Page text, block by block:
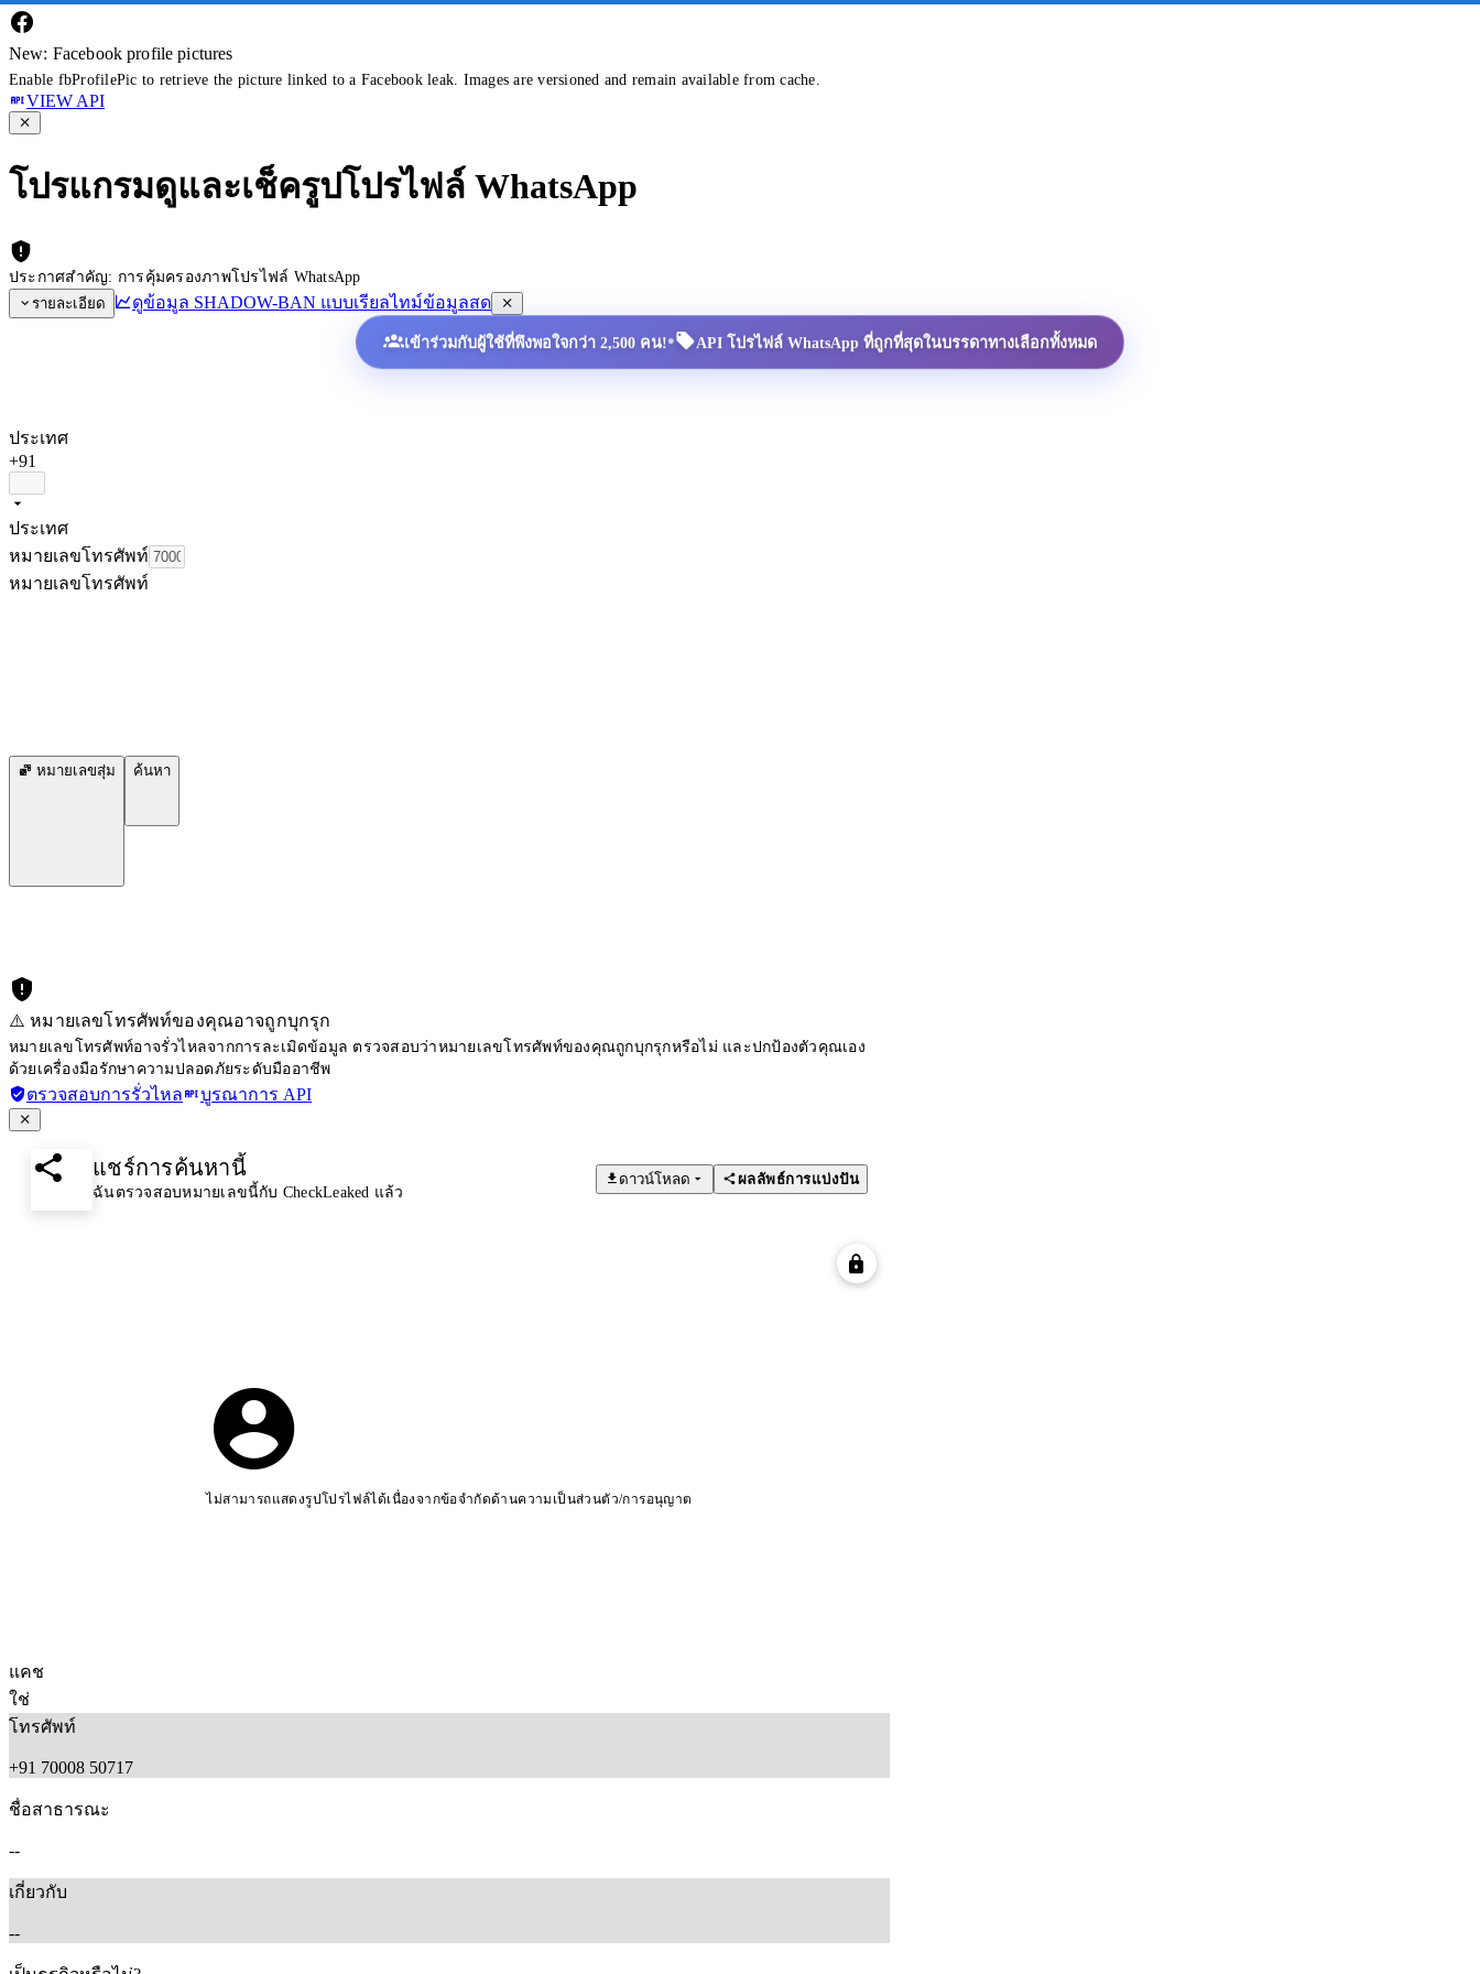
New: Facebook profile pictures
Enable fbProfilePic to retrieve the picture linked to a Facebook leak. Images are versioned and remain available from cache.
VIEW API
โปรแกรมดูและเช็ครูปโปรไฟล์ WhatsApp
ประกาศสำคัญ: การคุ้มครองภาพโปรไฟล์ WhatsApp
รายละเอียด
ดูข้อมูล SHADOW-BAN แบบเรียลไทม์ข้อมูลสด
เข้าร่วมกับผู้ใช้ที่พึงพอใจกว่า 2,500 คน!• API โปรไฟล์ WhatsApp ที่ถูกที่สุดในบรรดาทางเลือกทั้งหมด
ประเทศ
+91
ประเทศ
หมายเลขโทรศัพท์
หมายเลขโทรศัพท์
หมายเลขสุ่ม ค้นหา
⚠️ หมายเลขโทรศัพท์ของคุณอาจถูกบุกรุก
หมายเลขโทรศัพท์อาจรั่วไหลจากการละเมิดข้อมูล ตรวจสอบว่าหมายเลขโทรศัพท์ของคุณถูกบุกรุกหรือไม่ และปกป้องตัวคุณเอง
ด้วยเครื่องมือรักษาความปลอดภัยระดับมืออาชีพ
ตรวจสอบการรั่วไหล บูรณาการ API
แชร์การค้นหานี้
ฉันตรวจสอบหมายเลขนี้กับ CheckLeaked แล้ว
ดาวน์โหลด ผลลัพธ์การแบ่งปัน
ไม่สามารถแสดงรูปโปรไฟล์ได้เนื่องจากข้อจำกัดด้านความเป็นส่วนตัว/การอนุญาต
แคช
ใช่
โทรศัพท์
+91 70008 50717
ชื่อสาธารณะ
--
เกี่ยวกับ
--